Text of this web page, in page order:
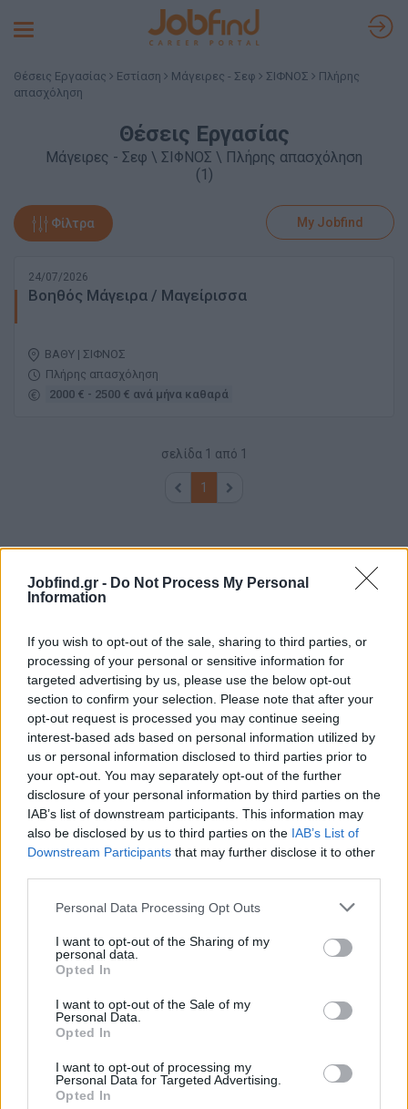
Jobfind.gr - Do Not Process My Personal
Information
If you wish to opt-out of the sale, sharing to third parties, or
processing of your personal or sensitive information for
targeted advertising by us, please use the below opt-out
section to confirm your selection. Please note that after your
opt-out request is processed you may continue seeing
interest-based ads based on personal information utilized by
us or personal information disclosed to third parties prior to
your opt-out. You may separately opt-out of the further
disclosure of your personal information by third parties on the
IAB’s list of downstream participants. This information may
also be disclosed by us to third parties on the IAB’s List of
Downstream Participants that may further disclose it to other
Personal Data Processing Opt Outs
I want to opt-out of the Sharing of my
personal data.
Opted In
I want to opt-out of the Sale of my
Personal Data.
Opted In
I want to opt-out of processing my
Personal Data for Targeted Advertising.
Opted In
Toggle
Θέσεις Εργασίας Εστίαση Μάγειρες - Σεφ ΣΙΦΝΟΣ
Πλήρης
απασχόληση
Θέσεις Εργασίας
Μάγειρες - Σεφ \ ΣΙΦΝΟΣ \ Πλήρης απασχόληση
(1)
Φίλτρα My Jobfind
24/07/2026
Βοηθός Μάγειρα / Μαγείρισσα
ΒΑΘΥ | ΣΙΦΝΟΣ
Πλήρης απασχόληση
2000 € - 2500 € ανά μήνα καθαρά
σελίδα 1 από 1
1
Θέσεις εργασίας
Θέσεις Εργασίας ανά Ειδικότητα
Θέσεις Εργασίας ανά Εταιρεία
Κέντρο Βοήθειας
Καταχώρηση Online Βιογραφικού